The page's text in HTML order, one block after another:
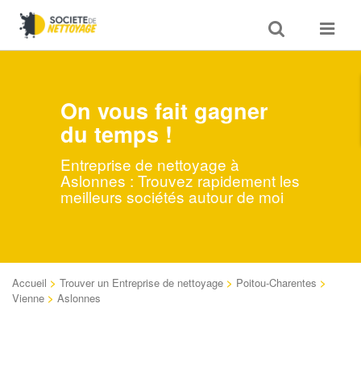
Toggle
search
Toggle
On vous fait gagner
du temps !
Entreprise de nettoyage à
Aslonnes : Trouvez rapidement les
meilleurs sociétés autour de moi
Accueil > Trouver un Entreprise de nettoyage > Poitou-Charentes >
Vienne > Aslonnes